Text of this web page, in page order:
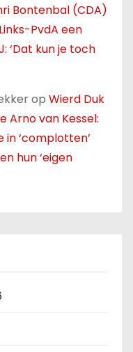
Bontenbal (CDA)
PvdA een
‘Dat kun je toch
op Wierd Duk
Arno van Kessel:
in ‘complotten’
hun ‘eigen